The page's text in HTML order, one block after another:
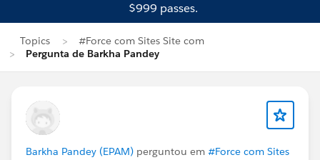
$999 passes.
Topics
#Force com Sites Site com
Pergunta de Barkha Pandey
Barkha Pandey (EPAM) perguntou em #Force com Sites